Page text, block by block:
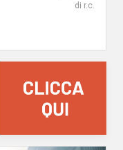
di r.c.